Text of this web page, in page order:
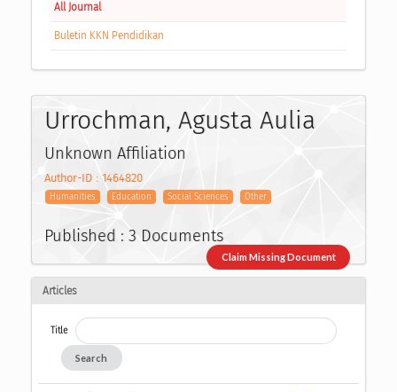
All Journal
Buletin KKN Pendidikan
Urrochman, Agusta Aulia
Unknown Affiliation
Author-ID : 1464820
Humanities Education Social Sciences Other
Published : 3 Documents
Claim Missing Document
Articles
Title
Search